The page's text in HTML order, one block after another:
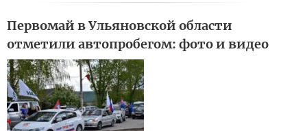
Первомай в Ульяновской области
отметили автопробегом: фото и видео